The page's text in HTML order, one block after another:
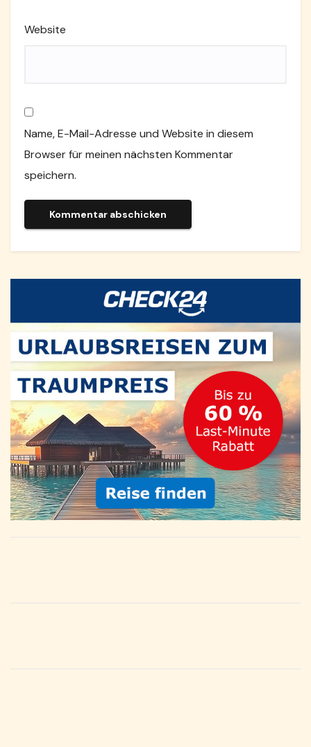
Website
Name, E-Mail-Adresse und Website in diesem
Browser für meinen nächsten Kommentar
speichern.